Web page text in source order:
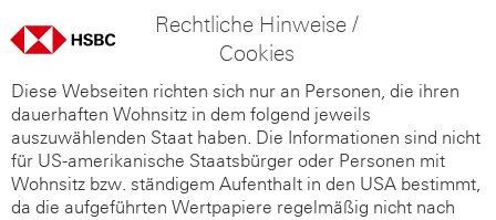
Rechtliche Hinweise /
Cookies
Diese Webseiten richten sich nur an Personen, die ihren
dauerhaften Wohnsitz in dem folgend jeweils
auszuwählenden Staat haben. Die Informationen sind nicht
für US-amerikanische Staatsbürger oder Personen mit
Wohnsitz bzw. ständigem Aufenthalt in den USA bestimmt,
da die aufgeführten Wertpapiere regelmäßig nicht nach